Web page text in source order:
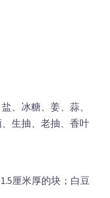
、冰糖、姜、蒜、
生抽、老抽、香叶
厘米厚的块；白豆